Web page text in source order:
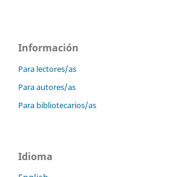
Información
Para lectores/as
Para autores/as
Para bibliotecarios/as
Idioma